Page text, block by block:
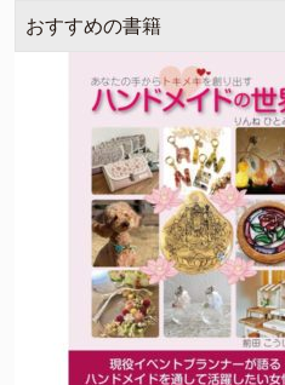
おすすめの書籍